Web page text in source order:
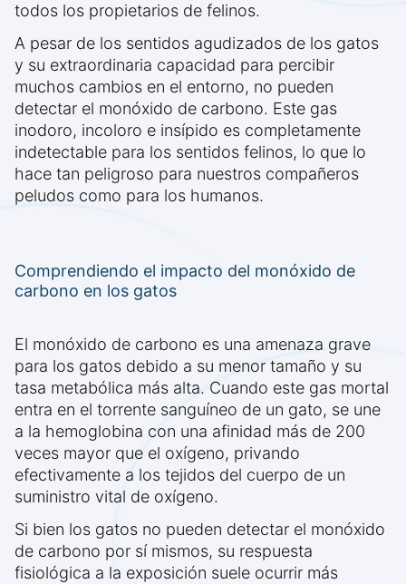
todos los propietarios de felinos.
A pesar de los sentidos agudizados de los gatos
y su extraordinaria capacidad para percibir
muchos cambios en el entorno, no pueden
detectar el monóxido de carbono. Este gas
inodoro, incoloro e insípido es completamente
indetectable para los sentidos felinos, lo que lo
hace tan peligroso para nuestros compañeros
peludos como para los humanos.
Comprendiendo el impacto del monóxido de
carbono en los gatos
El monóxido de carbono es una amenaza grave
para los gatos debido a su menor tamaño y su
tasa metabólica más alta. Cuando este gas mortal
entra en el torrente sanguíneo de un gato, se une
a la hemoglobina con una afinidad más de 200
veces mayor que el oxígeno, privando
efectivamente a los tejidos del cuerpo de un
suministro vital de oxígeno.
Si bien los gatos no pueden detectar el monóxido
de carbono por sí mismos, su respuesta
fisiológica a la exposición suele ocurrir más